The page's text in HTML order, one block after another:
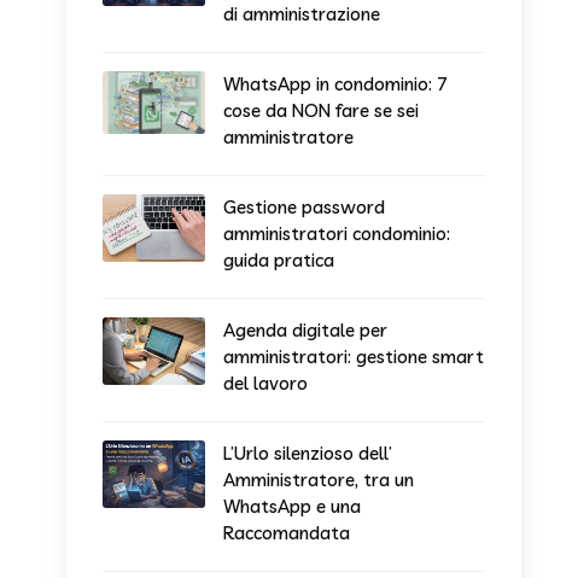
di amministrazione
WhatsApp in condominio: 7
cose da NON fare se sei
amministratore
Gestione password
amministratori condominio:
guida pratica
Agenda digitale per
amministratori: gestione smart
del lavoro
L’Urlo silenzioso dell’
Amministratore, tra un
WhatsApp e una
Raccomandata